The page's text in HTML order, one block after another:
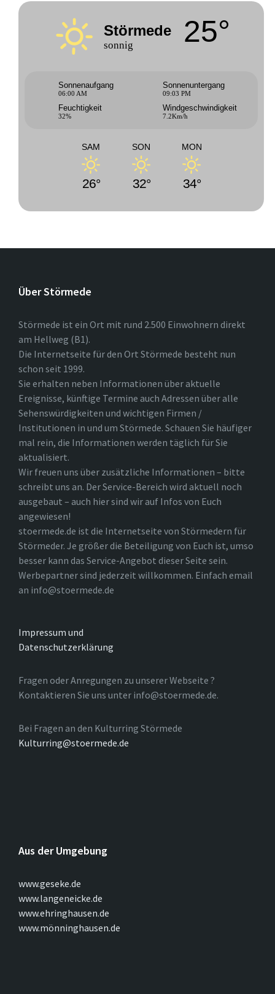
Störmede
sonnig 25°
Sonnenaufgang
06:00 AM
Sonnenuntergang
09:03 PM
Feuchtigkeit
32%
Windgeschwindigkeit
7.2Km/h
SAM
26°
SON
32°
MON
34°
Über Störmede
Störmede ist ein Ort mit rund 2.500 Einwohnern direkt
am Hellweg (B1).
Die Internetseite für den Ort Störmede besteht nun
schon seit 1999.
Sie erhalten neben Informationen über aktuelle
Ereignisse, künftige Termine auch Adressen über alle
Sehenswürdigkeiten und wichtigen Firmen /
Institutionen in und um Störmede. Schauen Sie häufiger
mal rein, die Informationen werden täglich für Sie
aktualisiert.
Wir freuen uns über zusätzliche Informationen – bitte
schreibt uns an. Der Service-Bereich wird aktuell noch
ausgebaut – auch hier sind wir auf Infos von Euch
angewiesen!
stoermede.de ist die Internetseite von Störmedern für
Störmeder. Je größer die Beteiligung von Euch ist, umso
besser kann das Service-Angebot dieser Seite sein.
Werbepartner sind jederzeit willkommen. Einfach email
an info@stoermede.de
Impressum und
Datenschutzerklärung
Fragen oder Anregungen zu unserer Webseite ?
Kontaktieren Sie uns unter info@stoermede.de.
Bei Fragen an den Kulturring Störmede
Kulturring@stoermede.de
Aus der Umgebung
www.geseke.de
www.langeneicke.de
www.ehringhausen.de
www.mönninghausen.de